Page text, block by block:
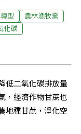
型
農林漁牧業
化碳
低二氧化碳排放量
，經濟作物甘蔗也
地種甘蔗，淨化空